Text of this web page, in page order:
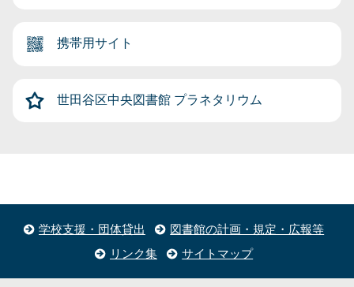
携帯用サイト
世田谷区中央図書館 プラネタリウム
学校支援・団体貸出
図書館の計画・規定・広報等
リンク集
サイトマップ